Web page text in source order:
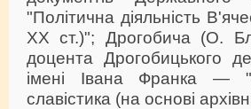
"Політична діяльність
ХХ ст.)"; Дрогобича (О.
доцента Дрогобицького
імені Івана Франка —
славістика (на основі